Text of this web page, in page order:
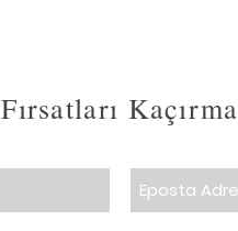
Fırsatları Kaçırma